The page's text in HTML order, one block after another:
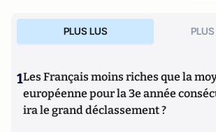
PLUS LUS
1Les Français moins riches que la
européenne pour la 3e année
ira le grand déclassement ?